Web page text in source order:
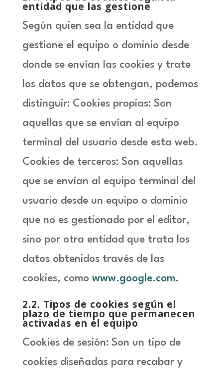
entidad que las gestione
Según quien sea la entidad que
gestione el equipo o dominio desde
donde se envían las cookies y trate
los datos que se obtengan, podemos
distinguir: Cookies propias: Son
aquellas que se envían al equipo
terminal del usuario desde esta web.
Cookies de terceros: Son aquellas
que se envían al equipo terminal del
usuario desde un equipo o dominio
que no es gestionado por el editor,
sino por otra entidad que trata los
datos obtenidos través de las
cookies, como www.google.com.
2.2. Tipos de cookies según el
plazo de tiempo que permanecen
activadas en el equipo
Cookies de sesión: Son un tipo de
cookies diseñadas para recabar y